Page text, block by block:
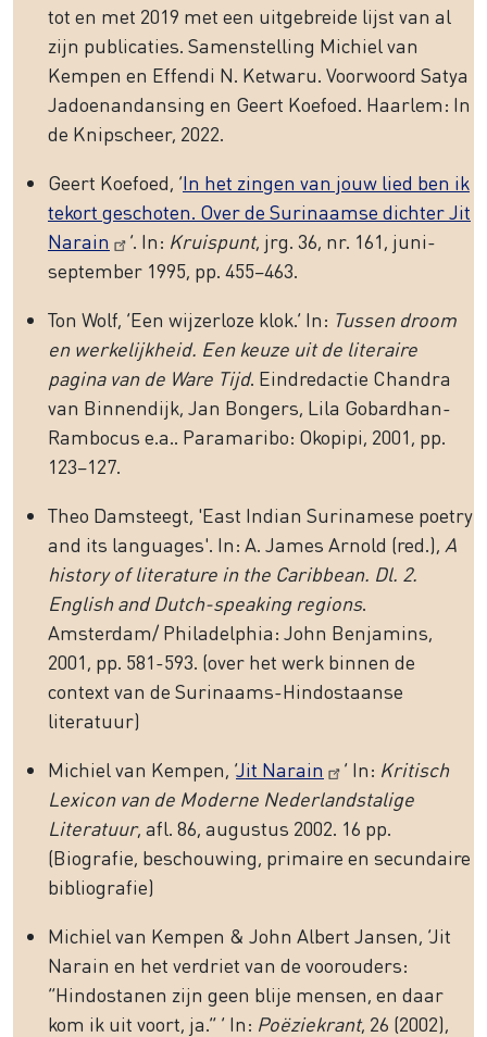
tot en met 2019 met een uitgebreide lijst van al
zijn publicaties. Samenstelling Michiel van
Kempen en Effendi N. Ketwaru. Voorwoord Satya
Jadoenandansing en Geert Koefoed. Haarlem: In
de Knipscheer, 2022.
Geert Koefoed, ‘In het zingen van jouw lied ben ik
tekort geschoten. Over de Surinaamse dichter Jit
Narain
’. In: Kruispunt, jrg. 36, nr. 161, juni-
september 1995, pp. 455–463.
Ton Wolf, ‘Een wijzerloze klok.’ In: Tussen droom
en werkelijkheid. Een keuze uit de literaire
pagina van de Ware Tijd. Eindredactie Chandra
van Binnendijk, Jan Bongers, Lila Gobardhan-
Rambocus e.a.. Paramaribo: Okopipi, 2001, pp.
123–127.
Theo Damsteegt, 'East Indian Surinamese poetry
and its languages'. In: A. James Arnold (red.), A
history of literature in the Caribbean. Dl. 2.
English and Dutch-speaking regions.
Amsterdam/ Philadelphia: John Benjamins,
2001, pp. 581-593. (over het werk binnen de
context van de Surinaams-Hindostaanse
literatuur)
Michiel van Kempen, ‘Jit Narain ’ In: Kritisch
Lexicon van de Moderne Nederlandstalige
Literatuur, afl. 86, augustus 2002. 16 pp.
(Biografie, beschouwing, primaire en secundaire
bibliografie)
Michiel van Kempen & John Albert Jansen, ‘Jit
Narain en het verdriet van de voorouders:
“Hindostanen zijn geen blije mensen, en daar
kom ik uit voort, ja.” ’ In: Poëziekrant, 26 (2002),